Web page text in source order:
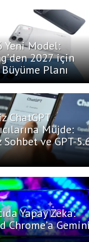
Yeni Model:
2027 için
Planı
ChatGPT
Müjde:
Sohbet ve GPT-
Yapay Zeka:
Chrome’a